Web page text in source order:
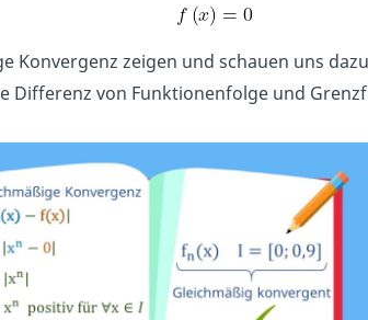
Konvergenz zeigen und schauen uns
Differenz von Funktionenfolge und